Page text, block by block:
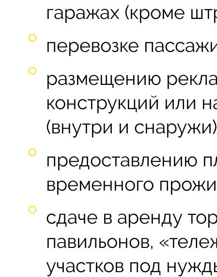
гаражах (кроме
перевозке
размещению
конструкций или
(внутри и
предоставлению
временного
сдаче в аренду
павильонов,
участков под